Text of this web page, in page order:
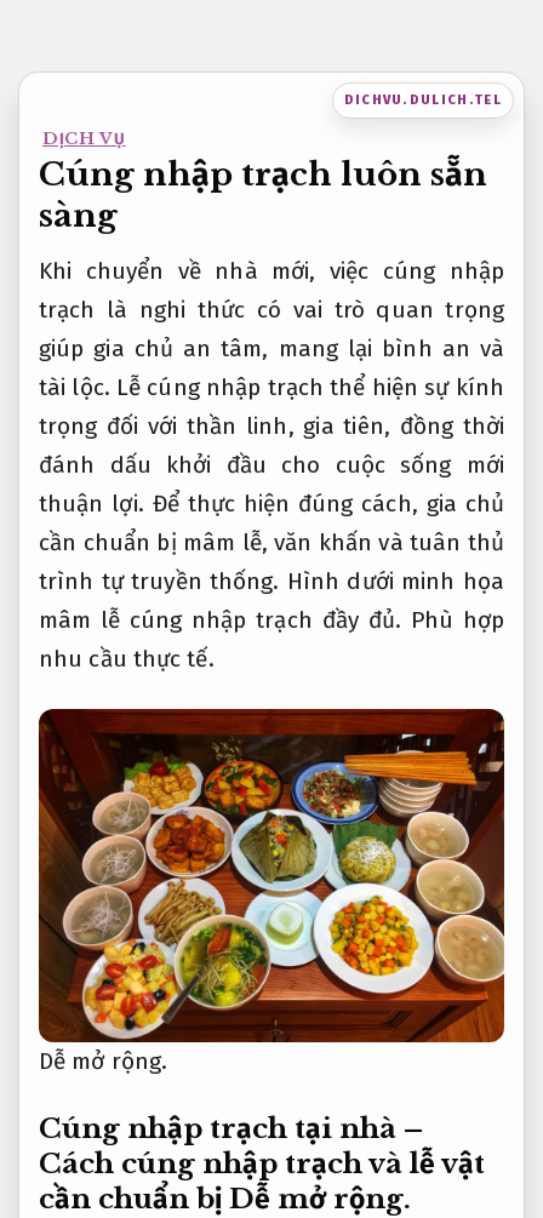
nội
dung
DICHVU.DULICH.TEL
DỊCH VỤ
Cúng nhập trạch luôn sẵn
sàng
Khi chuyển về nhà mới, việc cúng nhập
trạch là nghi thức có vai trò quan trọng
giúp gia chủ an tâm, mang lại bình an và
tài lộc. Lễ cúng nhập trạch thể hiện sự kính
trọng đối với thần linh, gia tiên, đồng thời
đánh dấu khởi đầu cho cuộc sống mới
thuận lợi. Để thực hiện đúng cách, gia chủ
cần chuẩn bị mâm lễ, văn khấn và tuân thủ
trình tự truyền thống. Hình dưới minh họa
mâm lễ cúng nhập trạch đầy đủ. Phù hợp
nhu cầu thực tế.
Dễ mở rộng.
Cúng nhập trạch tại nhà –
Cách cúng nhập trạch và lễ vật
cần chuẩn bị Dễ mở rộng.